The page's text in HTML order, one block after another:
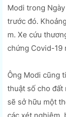
Modi trong
trước đó.
m. Xe cứu
chứng Covid-19
Ông Modi cũng
thuật số cho đất
sẽ sở hữu một